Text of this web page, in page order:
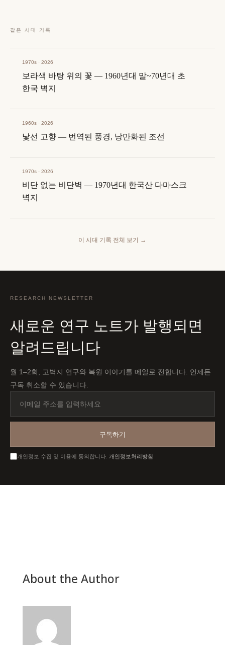
같은 시대 기록
1970s · 2026
보라색 바탕 위의 꽃 — 1960년대 말~70년대 초
한국 벽지
1960s · 2026
낯선 고향 — 번역된 풍경, 낭만화된 조선
1970s · 2026
비단 없는 비단벽 — 1970년대 한국산 다마스크
벽지
이 시대 기록 전체 보기 →
RESEARCH NEWSLETTER
새로운 연구 노트가 발행되면
알려드립니다
월 1–2회, 고벽지 연구와 복원 이야기를 메일로 전합니다. 언제든
구독 취소할 수 있습니다.
일
를
구독하기
개인정보 수집 및 이용에 동의합니다. 개인정보처리방침
About the Author